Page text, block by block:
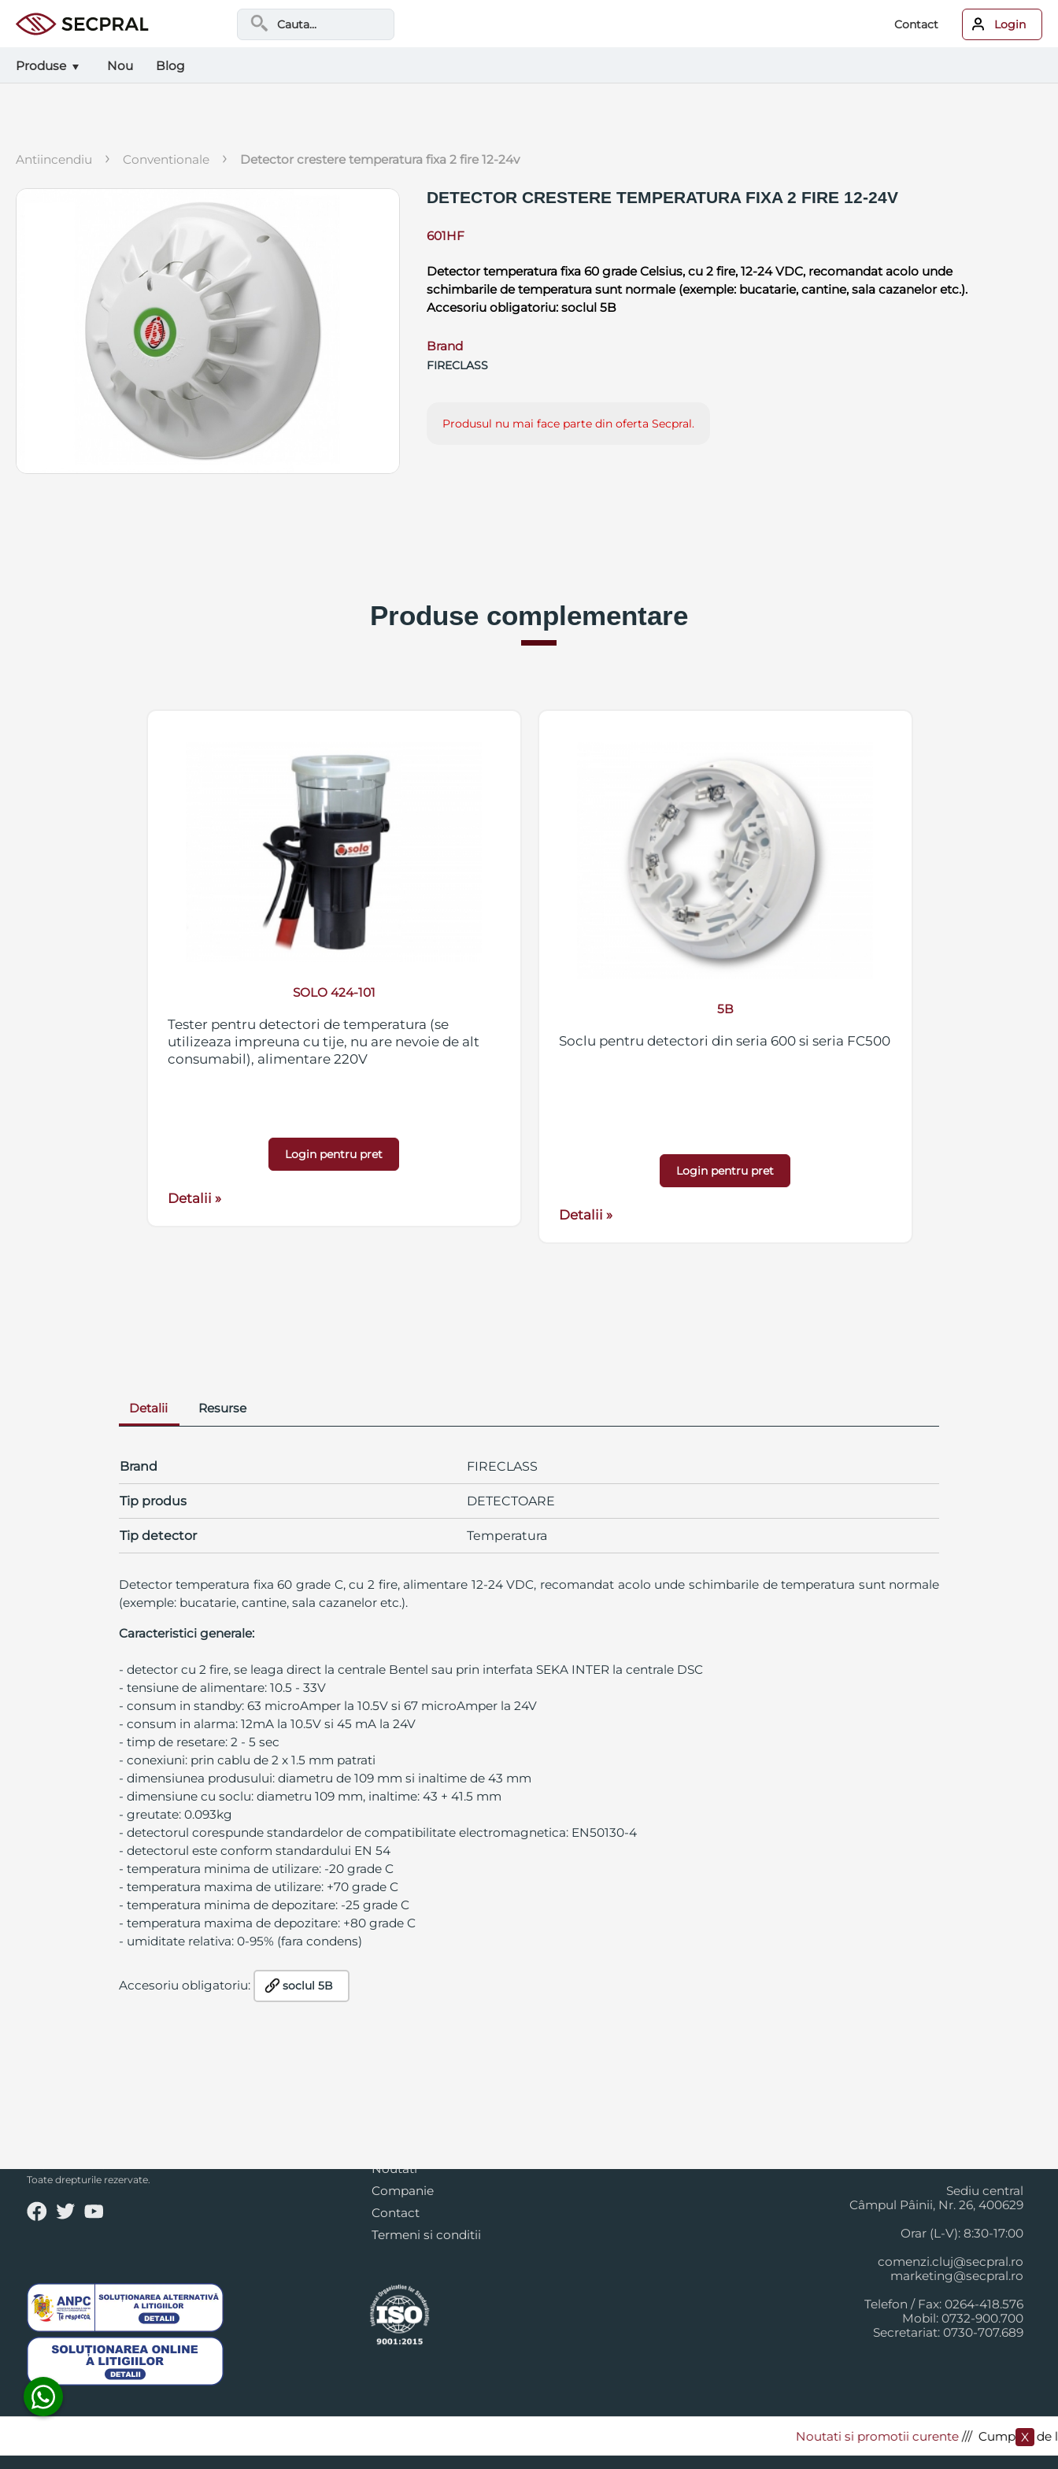
Noutati si promotii curente​/// Cumpara de la
X
Contact Login
Produse Nou Blog
antiincendiu › conventionale › detector crestere temperatura fixa 2 fire 12-24v
DETECTOR CRESTERE TEMPERATURA FIXA 2 FIRE 12-24V
601HF
Detector temperatura fixa 60 grade Celsius, cu 2 fire, 12-24 VDC, recomandat acolo unde
schimbarile de temperatura sunt normale (exemple: bucatarie, cantine, sala cazanelor etc.).
Accesoriu obligatoriu: soclul 5B
Brand
FIRECLASS
Produsul nu mai face parte din oferta Secpral.
Produse complementare
SOLO 424-101
Tester pentru detectori de temperatura (se
utilizeaza impreuna cu tije, nu are nevoie de alt
consumabil), alimentare 220V
Login pentru pret
Detalii »
5B
Soclu pentru detectori din seria 600 si seria FC500
Login pentru pret
Detalii »
Detalii Resurse
Brand FIRECLASS
Tip produs DETECTOARE
Tip detector Temperatura
Detector temperatura fixa 60 grade C, cu 2 fire, alimentare 12-24 VDC, recomandat acolo unde schimbarile de temperatura sunt normale
(exemple: bucatarie, cantine, sala cazanelor etc.).
Caracteristici generale:
- detector cu 2 fire, se leaga direct la centrale Bentel sau prin interfata SEKA INTER la centrale DSC
- tensiune de alimentare: 10.5 - 33V
- consum in standby: 63 microAmper la 10.5V si 67 microAmper la 24V
- consum in alarma: 12mA la 10.5V si 45 mA la 24V
- timp de resetare: 2 - 5 sec
- conexiuni: prin cablu de 2 x 1.5 mm patrati
- dimensiunea produsului: diametru de 109 mm si inaltime de 43 mm
- dimensiune cu soclu: diametru 109 mm, inaltime: 43 + 41.5 mm
- greutate: 0.093kg
- detectorul corespunde standardelor de compatibilitate electromagnetica: EN50130-4
- detectorul este conform standardului EN 54
- temperatura minima de utilizare: -20 grade C
- temperatura maxima de utilizare: +70 grade C
- temperatura minima de depozitare: -25 grade C
- temperatura maxima de depozitare: +80 grade C
- umiditate relativa: 0-95% (fara condens)
Accesoriu obligatoriu: soclul 5B
Toate drepturile rezervate.
Noutati
Companie
Contact
Termeni si conditii
Sediu central
Câmpul Pâinii, Nr. 26, 400629
Orar (L-V): 8:30-17:00
comenzi.cluj@secpral.ro
marketing@secpral.ro
Telefon / Fax: 0264-418.576
Mobil: 0732-900.700
Secretariat: 0730-707.689